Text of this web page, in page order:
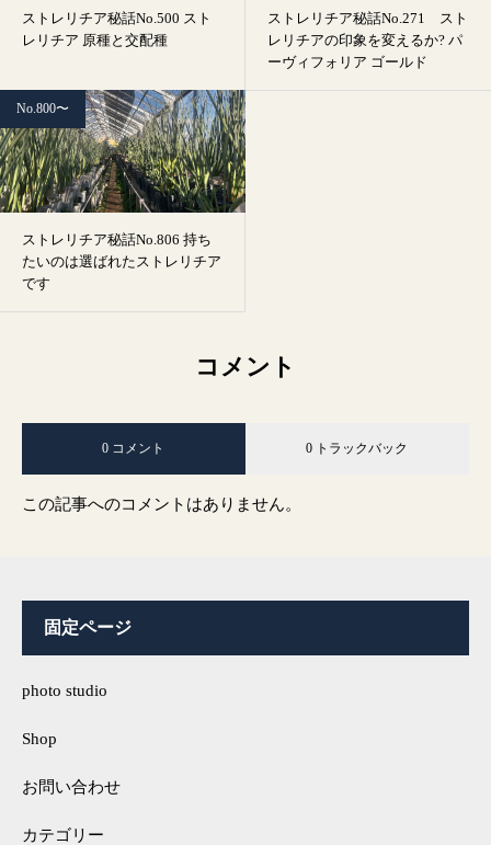
ストレリチア秘話No.500 スト
レリチア 原種と交配種
ストレリチア秘話No.271 スト
レリチアの印象を変えるか? パ
ーヴィフォリア ゴールド
No.800〜
ストレリチア秘話No.806 持ち
たいのは選ばれたストレリチア
です
コメント
0 コメント 0 トラックバック
この記事へのコメントはありません。
固定ページ
photo studio
Shop
お問い合わせ
カテゴリー